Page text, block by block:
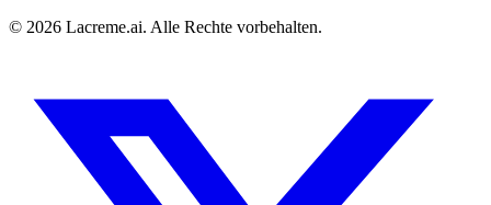
© 2026 Lacreme.ai. Alle Rechte vorbehalten.